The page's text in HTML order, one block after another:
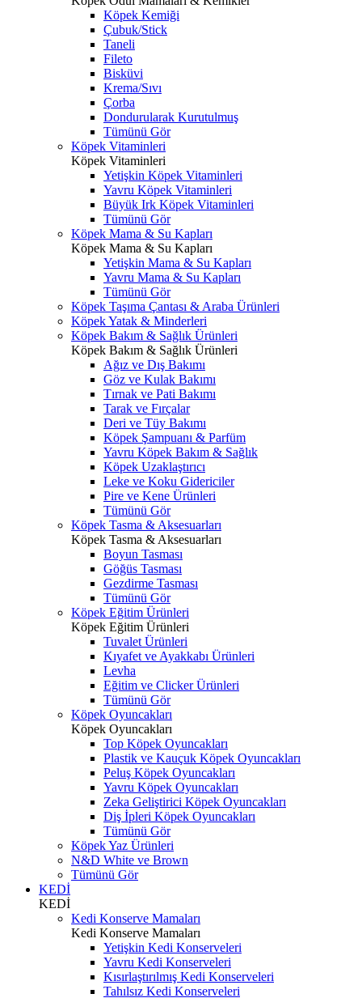
Köpek Kemiği
Çubuk/Stick
Taneli
Fileto
Bisküvi
Krema/Sıvı
Çorba
Dondurularak Kurutulmuş
Tümünü Gör
Köpek Vitaminleri
Köpek Vitaminleri
Yetişkin Köpek Vitaminleri
Yavru Köpek Vitaminleri
Büyük Irk Köpek Vitaminleri
Tümünü Gör
Köpek Mama & Su Kapları
Köpek Mama & Su Kapları
Yetişkin Mama & Su Kapları
Yavru Mama & Su Kapları
Tümünü Gör
Köpek Taşıma Çantası & Araba Ürünleri
Köpek Yatak & Minderleri
Köpek Bakım & Sağlık Ürünleri
Köpek Bakım & Sağlık Ürünleri
Ağız ve Dış Bakımı
Göz ve Kulak Bakımı
Tırnak ve Pati Bakımı
Tarak ve Fırçalar
Deri ve Tüy Bakımı
Köpek Şampuanı & Parfüm
Yavru Köpek Bakım & Sağlık
Köpek Uzaklaştırıcı
Leke ve Koku Gidericiler
Pire ve Kene Ürünleri
Tümünü Gör
Köpek Tasma & Aksesuarları
Köpek Tasma & Aksesuarları
Boyun Tasması
Göğüs Tasması
Gezdirme Tasması
Tümünü Gör
Köpek Eğitim Ürünleri
Köpek Eğitim Ürünleri
Tuvalet Ürünleri
Kıyafet ve Ayakkabı Ürünleri
Levha
Eğitim ve Clicker Ürünleri
Tümünü Gör
Köpek Oyuncakları
Köpek Oyuncakları
Top Köpek Oyuncakları
Plastik ve Kauçuk Köpek Oyuncakları
Peluş Köpek Oyuncakları
Yavru Köpek Oyuncakları
Zeka Geliştirici Köpek Oyuncakları
Diş İpleri Köpek Oyuncakları
Tümünü Gör
Köpek Yaz Ürünleri
N&D White ve Brown
Tümünü Gör
KEDİ
KEDİ
Kedi Konserve Mamaları
Kedi Konserve Mamaları
Yetişkin Kedi Konserveleri
Yavru Kedi Konserveleri
Kısırlaştırılmış Kedi Konserveleri
Tahılsız Kedi Konserveleri